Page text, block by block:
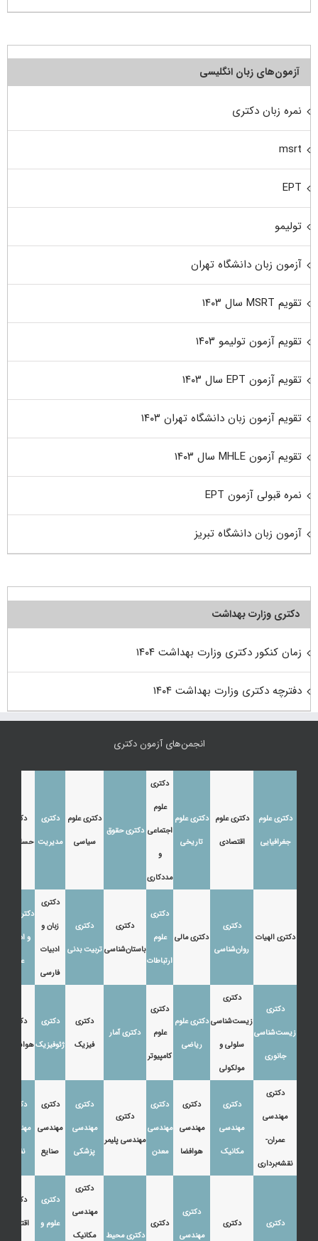
آزمون‌های زبان انگلیسی
نمره زبان دکتری
msrt
EPT
تولیمو
آزمون زبان دانشگاه تهران
تقویم MSRT سال ۱۴۰۳
تقویم آزمون تولیمو ۱۴۰۳
تقویم آزمون EPT سال ۱۴۰۳
تقویم آزمون زبان دانشگاه تهران ۱۴۰۳
تقویم آزمون MHLE سال ۱۴۰۳
نمره قبولی آزمون EPT
آزمون زبان دانشگاه تبریز
دکتری وزارت بهداشت
زمان کنکور دکتری وزارت بهداشت ۱۴۰۴
دفترچه دکتری وزارت بهداشت ۱۴۰۴
انجمن‌های آزمون دکتری
دکتری علوم
جغرافیایی
دکتری علوم
اقتصادی
دکتری علوم
تاریخی
دکتری
علوم
اجتماعی
و
مددکاری
دکتری حقوق
دکتری علوم
سیاسی
دکتری
مدیریت
دکتری
حسابداری
دکتری الهیات
دکتری
روان‌شناسی
دکتری مالی
دکتری
علوم
ارتباطات
دکتری
باستان‌شناسی
دکتری
تربیت بدنی
دکتری
زبان و
ادبیات
فارسی
دکتری زبان
و ادبیات
عرب
دکتری
زیست‌شناسی
جانوری
دکتری
زیست‌شناسی
سلولی و
مولکولی
دکتری علوم
ریاضی
دکتری
علوم
کامپیوتر
دکتری آمار
دکتری
فیزیک
دکتری
ژئوفیزیک
دکتری
هواشناسی
دکتری
مهندسی
عمران-
نقشه‌برداری
دکتری
مهندسی
مکانیک
دکتری
مهندسی
هوافضا
دکتری
مهندسی
معدن
دکتری
مهندسی پلیمر
دکتری
مهندسی
پزشکی
دکتری
مهندسی
صنایع
دکتری
مهندسی
نفت
دکتری دکتری
دکتری
مهندسی
دکتری
دکتری محیط
دکتری
مهندسی
مکانیک
دکتری
علوم و
دکتری
اقتصاد،